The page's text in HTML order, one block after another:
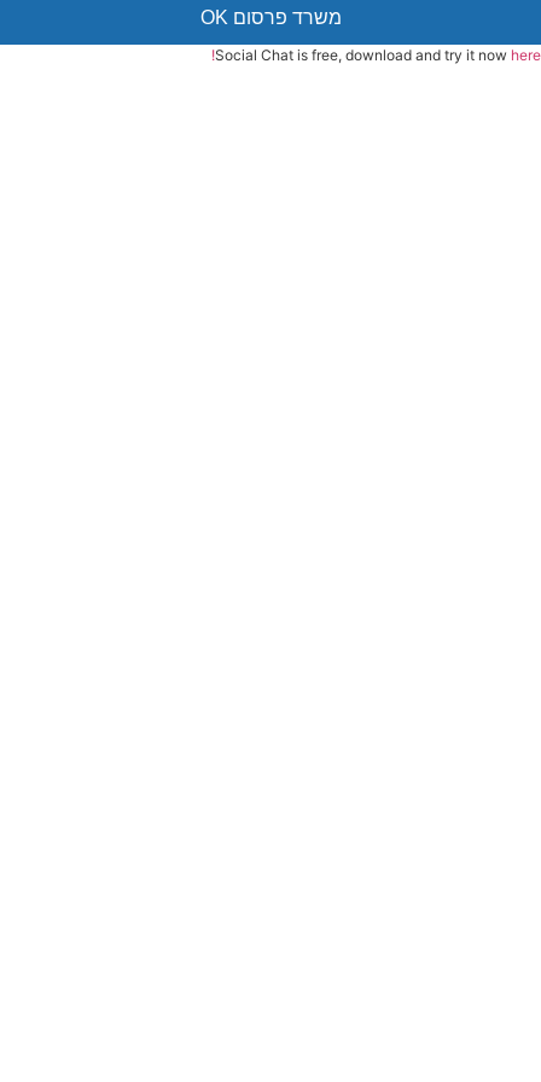
משרד פרסום OK
Social Chat is free, download and try it now here!